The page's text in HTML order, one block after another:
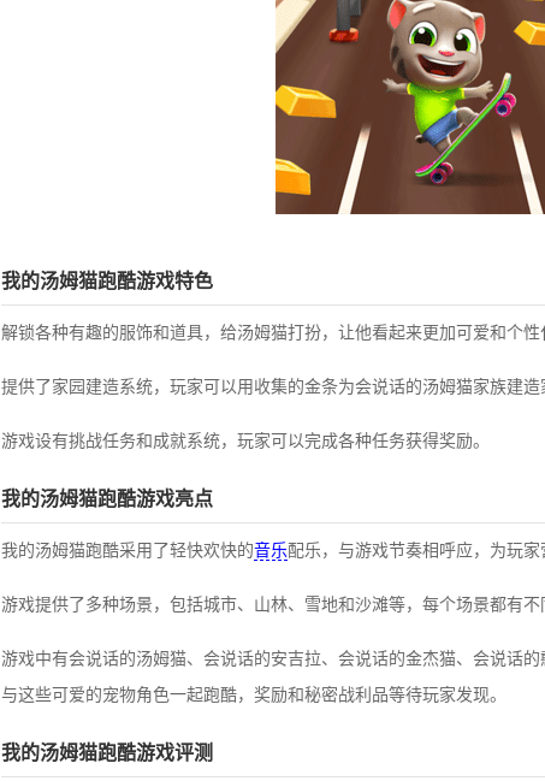
我的汤姆猫跑酷游戏特色
解锁各种有趣的服饰和道具，给汤姆猫打扮，让他看起来更加可爱和个性
提供了家园建造系统，玩家可以用收集的金条为会说话的汤姆猫家族建造
游戏设有挑战任务和成就系统，玩家可以完成各种任务获得奖励。
我的汤姆猫跑酷游戏亮点
我的汤姆猫跑酷采用了轻快欢快的音乐配乐， 与游戏节奏相呼应， 为玩家
游戏提供了多种场景，包括城市、山林、雪地和沙滩等，每个场景都有不
游戏中有会说话的汤姆猫、会说话的安吉拉、会说话的金杰猫、会说话
与这些可爱的宠物角色一起跑酷，奖励和秘密战利品等待玩家发现。
我的汤姆猫跑酷游戏评测